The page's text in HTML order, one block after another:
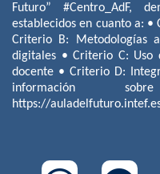
Futuro” #Centro_AdF,
establecidos en cuanto a: •
Criterio B: Metodologías
digitales • Criterio C: Uso
docente • Criterio D:
información
https://